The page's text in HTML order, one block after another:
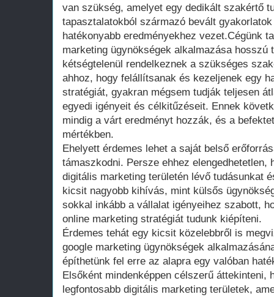
van szükség, amelyet egy dedikált szakértő
tapasztalatokból származó bevált
hatékonyabb eredményekhez vezet.Cégünk
marketing ügynökségek alkalmazása hosszú
kétségtelenül rendelkeznek a szükséges
ahhoz, hogy felállítsanak és kezeljenek egy
stratégiát, gyakran mégsem tudják teljesen
egyedi igényeit és célkitűzéseit. Ennek
mindig a várt eredményt hozzák, és a
mértékben.
Ehelyett érdemes lehet a saját belső
támaszkodni. Persze ehhez elengedhetetlen,
digitális marketing területén lévő tudásunkat
kicsit nagyobb kihívás, mint külsős
sokkal inkább a vállalat igényeihez szabott,
online marketing stratégiát tudunk kiépíteni.
Érdemes tehát egy kicsit közelebbről is
google marketing ügynökségek
építhetünk fel erre az alapra egy valóban
Elsőként mindenképpen célszerű áttekinteni,
legfontosabb digitális marketing területek,